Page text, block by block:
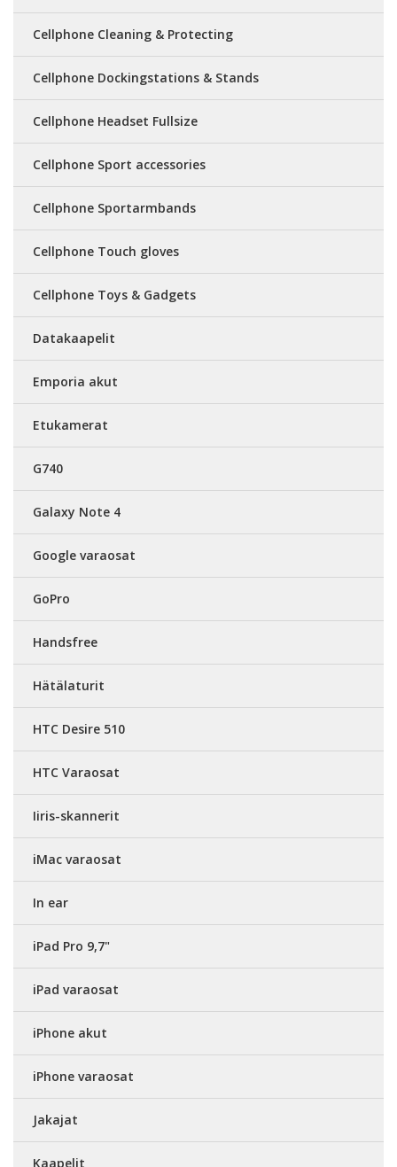
Cellphone Cleaning & Protecting
Cellphone Dockingstations & Stands
Cellphone Headset Fullsize
Cellphone Sport accessories
Cellphone Sportarmbands
Cellphone Touch gloves
Cellphone Toys & Gadgets
Datakaapelit
Emporia akut
Etukamerat
G740
Galaxy Note 4
Google varaosat
GoPro
Handsfree
Hätälaturit
HTC Desire 510
HTC Varaosat
Iiris-skannerit
iMac varaosat
In ear
iPad Pro 9,7"
iPad varaosat
iPhone akut
iPhone varaosat
Jakajat
Kaapelit